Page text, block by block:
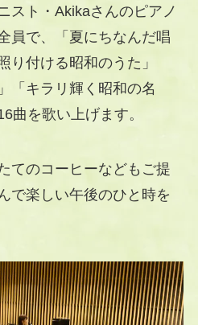
スト・Akikaさんのピアノ
員で、「夏にちなんだ唱
り付ける昭和のうた」
「キラリ輝く昭和の名
曲を歌い上げます。
てのコーヒーなどもご提
で楽しい午後のひと時を